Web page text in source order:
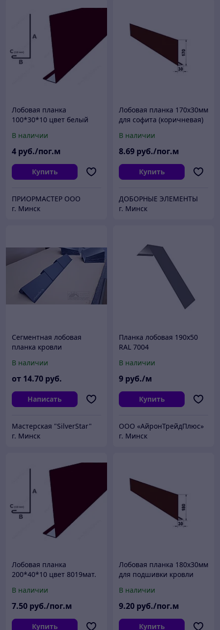
Лобовая планка
100*30*10 цвет белый
В наличии
4 руб./пог.м
Купить
ПРИОРМАСТЕР ООО
г. Минск
Лобовая планка 170х30мм
для софита (коричневая)
В наличии
8.69 руб./пог.м
Купить
ДОБОРНЫЕ ЭЛЕМЕНТЫ
г. Минск
Сегментная лобовая
планка кровли
В наличии
от 14.70 руб.
Написать
Мастерская "SilverStar"
г. Минск
Планка лобовая 190х50
RAL 7004
В наличии
9 руб./м
Купить
ООО «АйронТрейдПлюс»
г. Минск
Лобовая планка
200*40*10 цвет 8019мат.
В наличии
7.50 руб./пог.м
Купить
Лобовая планка 180х30мм
для подшивки кровли
В наличии
9.20 руб./пог.м
Купить